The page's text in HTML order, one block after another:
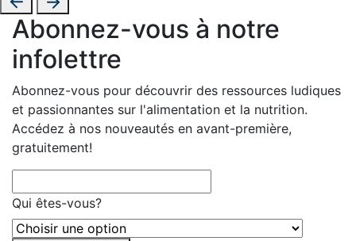
Abonnez-vous à notre
infolettre
Abonnez-vous pour découvrir des ressources ludiques
et passionnantes sur l'alimentation et la nutrition.
Accédez à nos nouveautés en avant-première,
gratuitement!
Qui êtes-vous?